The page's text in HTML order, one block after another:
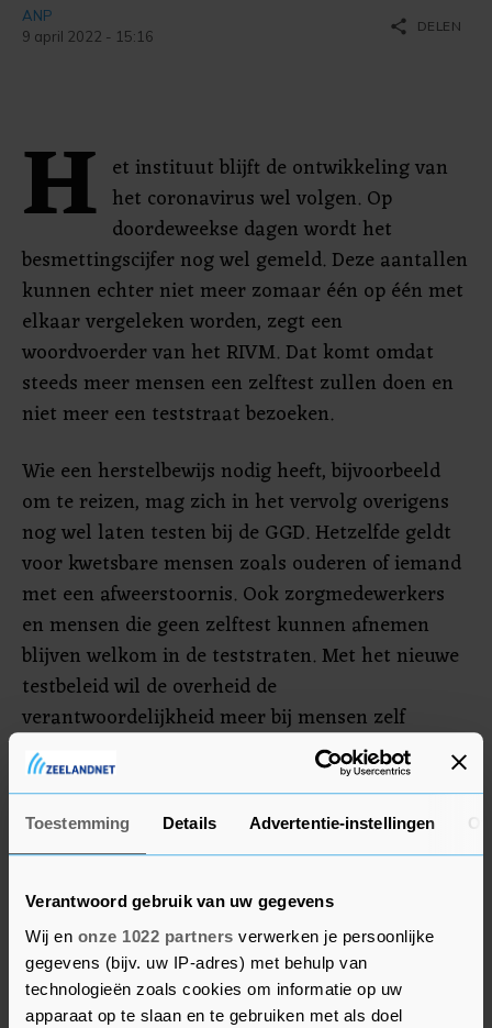
Toestemming Details Advertentie-instellingen
Verantwoord gebruik van uw gegevens
Wij en onze 1022 partners verwerken je persoonlijke
gegevens (bijv. uw IP-adres) met behulp van
technologieën zoals cookies om informatie op uw
apparaat op te slaan en te gebruiken met als doel
ANP
9 april 2022 - 15:16
share DELEN
H et instituut blijft de ontwikkeling van
het coronavirus wel volgen. Op
doordeweekse dagen wordt het
besmettingscijfer nog wel gemeld. Deze aantallen
kunnen echter niet meer zomaar één op één met
elkaar vergeleken worden, zegt een
woordvoerder van het RIVM. Dat komt omdat
steeds meer mensen een zelftest zullen doen en
niet meer een teststraat bezoeken.
Wie een herstelbewijs nodig heeft, bijvoorbeeld
om te reizen, mag zich in het vervolg overigens
nog wel laten testen bij de GGD. Hetzelfde geldt
voor kwetsbare mensen zoals ouderen of iemand
met een afweerstoornis. Ook zorgmedewerkers
en mensen die geen zelftest kunnen afnemen
blijven welkom in de teststraten. Met het nieuwe
testbeleid wil de overheid de
verantwoordelijkheid meer bij mensen zelf
neerleggen.
Vanwege de nieuwe regels laat onder meer GGD
Hollands Midden weten dat vanaf maandag een
aantal testlocaties sluiten. Vanaf vrijdag zullen
ook een aantal locaties van GGD Fryslân dicht
gaan. GGD Drenthe heeft de openingstijden
aangepast van de teststraten. Bij de GGD
Kennemerland blijven alle locaties open.